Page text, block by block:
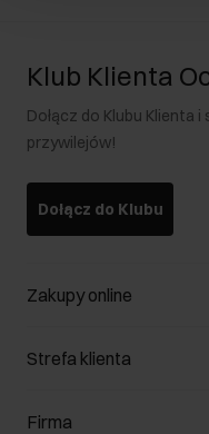
Klub Klienta
Dołącz do Klubu Klienta
przywilejów!
Dołącz do Klubu
Zakupy online
Zarządzaj cookies
Formy płatności
Strefa klienta
Klub Klienta
Firma